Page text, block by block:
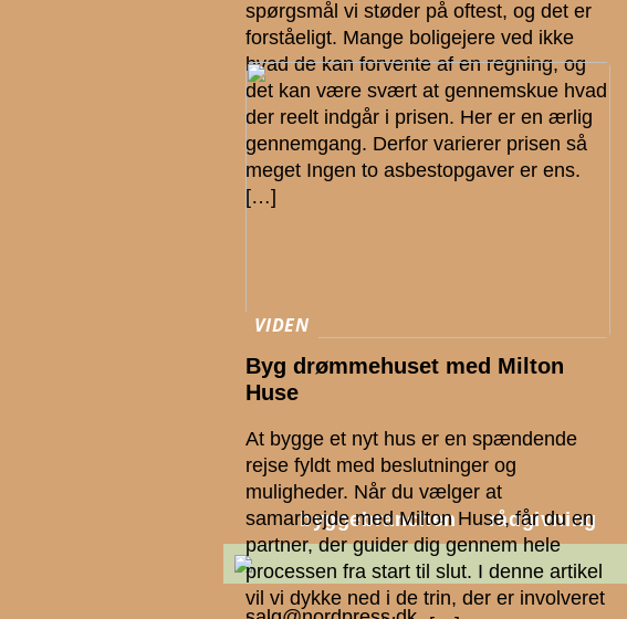
spørgsmål vi støder på oftest, og det er
forståeligt. Mange boligejere ved ikke
hvad de kan forvente af en regning, og
det kan være svært at gennemskue hvad
der reelt indgår i prisen. Her er en ærlig
gennemgang. Derfor varierer prisen så
meget Ingen to asbestopgaver er ens.
[…]
VIDEN
Byg drømmehuset med Milton
Huse
At bygge et nyt hus er en spændende
rejse fyldt med beslutninger og
muligheder. Når du vælger at
samarbejde med Milton Huse, får du en
partner, der guider dig gennem hele
processen fra start til slut. I denne artikel
vil vi dykke ned i de trin, der er involveret
byggebranchen rådgivning